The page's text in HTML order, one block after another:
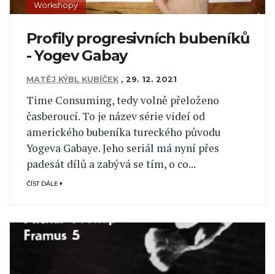
Workshopy
Profily progresivních bubeníků
- Yogev Gabay
MATĚJ KÝBL KUBÍČEK , 29. 12. 2021
Time Consuming, tedy volně přeloženo
časberoucí. To je název série videí od
amerického bubeníka tureckého původu
Yogeva Gabaye. Jeho seriál má nyní přes
padesát dílů a zabývá se tím, o co...
ČÍST DÁLE